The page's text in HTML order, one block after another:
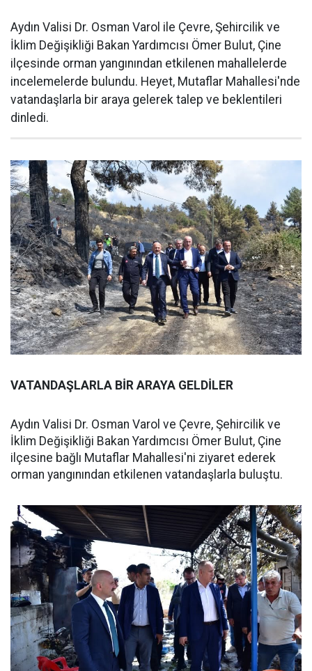
Aydın Valisi Dr. Osman Varol ile Çevre, Şehircilik ve
İklim Değişikliği Bakan Yardımcısı Ömer Bulut, Çine
ilçesinde orman yangınından etkilenen mahallelerde
incelemelerde bulundu. Heyet, Mutaflar Mahallesi'nde
vatandaşlarla bir araya gelerek talep ve beklentileri
dinledi.
VATANDAŞLARLA BİR ARAYA GELDİLER
Aydın Valisi Dr. Osman Varol ve Çevre, Şehircilik ve
İklim Değişikliği Bakan Yardımcısı Ömer Bulut, Çine
ilçesine bağlı Mutaflar Mahallesi'ni ziyaret ederek
orman yangınından etkilenen vatandaşlarla buluştu.